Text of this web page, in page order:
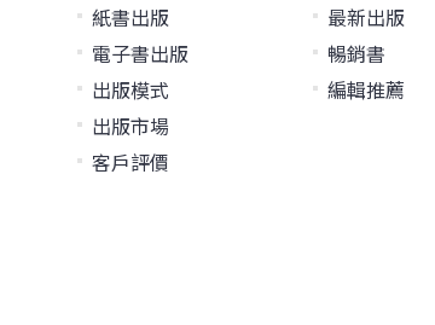
紙書出版
電子書出版
出版模式
出版市場
客戶評價
最新出版
暢銷書
編輯推薦